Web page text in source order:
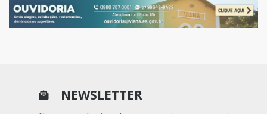
NEWSLETTER